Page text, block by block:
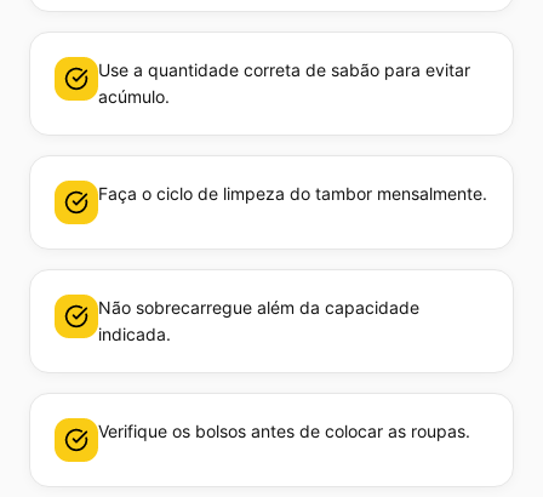
Use a quantidade correta de sabão para evitar
acúmulo.
Faça o ciclo de limpeza do tambor mensalmente.
Não sobrecarregue além da capacidade
indicada.
Verifique os bolsos antes de colocar as roupas.